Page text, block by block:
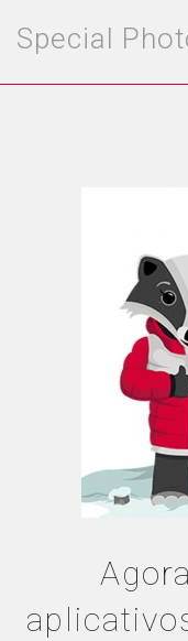
Special